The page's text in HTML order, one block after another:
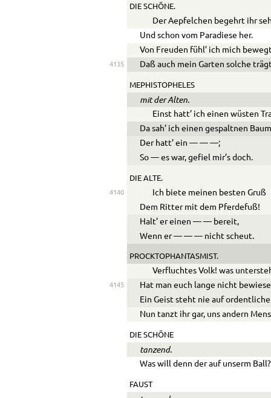
DIE SCHÖNE.
Der Aepfelchen begehrt ihr
Und schon vom Paradiese her.
Von Freuden fühl’ ich mich
4135 Daß auch mein Garten solche
MEPHISTOPHELES
mit der Alten.
Einst hatt’ ich einen wüsten
Da sah’ ich einen gespaltnen
Der hatt’ ein— — —;
So— es war, gefiel mir’s doch.
DIE ALTE.
4140
Ich biete meinen besten Gruß
Dem Ritter mit dem Pferdefuß!
Halt’ er einen— — bereit,
Wenn er— — — nicht scheut.
PROCKTOPHANTASMIST.
Verfluchtes Volk! was
4145
Hat man euch lange nicht
Ein Geist steht nie auf
Nun tanzt ihr gar, uns andern
DIE SCHÖNE
tanzend.
Was will denn der auf unserm Ball?
FAUST